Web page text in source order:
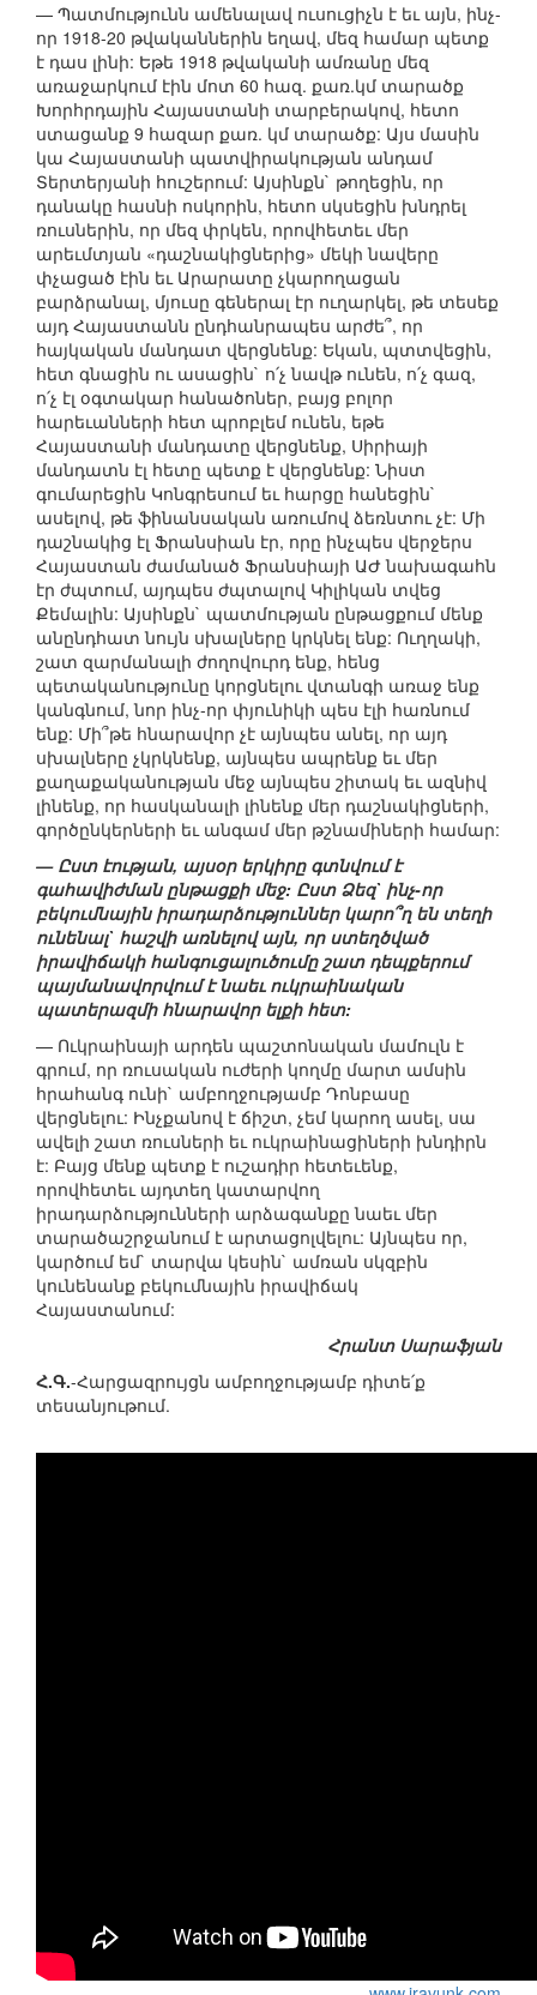
— Պատմությունն ամենալավ ուսուցիչն է եւ այն, ինչ-
որ 1918-20 թվականներին եղավ, մեզ համար պետք
է դաս լինի: Եթե 1918 թվականի ամռանը մեզ
առաջարկում էին մոտ 60 հազ. քառ.կմ տարածք
Խորհրդային Հայաստանի տարբերակով, հետո
ստացանք 9 հազար քառ. կմ տարածք: Այս մասին
կա Հայաստանի պատվիրակության անդամ
Տերտերյանի հուշերում: Այսինքն` թողեցին, որ
դանակը հասնի ոսկորին, հետո սկսեցին խնդրել
ռուսներին, որ մեզ փրկեն, որովհետեւ մեր
արեւմտյան «դաշնակիցներից» մեկի նավերը
փչացած էին եւ Արարատը չկարողացան
բարձրանալ, մյուսը գեներալ էր ուղարկել, թե տեսեք
այդ Հայաստանն ընդհանրապես արժե՞, որ
հայկական մանդատ վերցնենք: Եկան, պտտվեցին,
հետ գնացին ու ասացին` ո՛չ նավթ ունեն, ո՛չ գազ,
ո՛չ էլ օգտակար հանածոներ, բայց բոլոր
հարեւանների հետ պրոբլեմ ունեն, եթե
Հայաստանի մանդատը վերցնենք, Սիրիայի
մանդատն էլ հետը պետք է վերցնենք: Նիստ
գումարեցին Կոնգրեսում եւ հարցը հանեցին`
ասելով, թե ֆինանսական առումով ձեռնտու չէ: Մի
դաշնակից էլ Ֆրանսիան էր, որը ինչպես վերջերս
Հայաստան ժամանած Ֆրանսիայի ԱԺ նախագահն
էր ժպտում, այդպես ժպտալով Կիլիկան տվեց
Քեմալին: Այսինքն` պատմության ընթացքում մենք
անընդհատ նույն սխալները կրկնել ենք: Ուղղակի,
շատ զարմանալի ժողովուրդ ենք, հենց
պետականությունը կորցնելու վտանգի առաջ ենք
կանգնում, նոր ինչ-որ փյունիկի պես էլի հառնում
ենք: Մի՞թե հնարավոր չէ այնպես անել, որ այդ
սխալները չկրկնենք, այնպես ապրենք եւ մեր
քաղաքականության մեջ այնպես շիտակ եւ ազնիվ
լինենք, որ հասկանալի լինենք մեր դաշնակիցների,
գործընկերների եւ անգամ մեր թշնամիների համար:
— Ըստ էության, այսօր երկիրը գտնվում է
գահավիժման ընթացքի մեջ: Ըստ Ձեզ` ինչ-որ
բեկումնային իրադարձություններ կարո՞ղ են տեղի
ունենալ` հաշվի առնելով այն, որ ստեղծված
իրավիճակի հանգուցալուծումը շատ դեպքերում
պայմանավորվում է նաեւ ուկրաինական
պատերազմի հնարավոր ելքի հետ:
— Ուկրաինայի արդեն պաշտոնական մամուլն է
գրում, որ ռուսական ուժերի կողմը մարտ ամսին
հրահանգ ունի` ամբողջությամբ Դոնբասը
վերցնելու: Ինչքանով է ճիշտ, չեմ կարող ասել, սա
ավելի շատ ռուսների եւ ուկրաինացիների խնդիրն
է: Բայց մենք պետք է ուշադիր հետեւենք,
որովհետեւ այդտեղ կատարվող
իրադարձությունների արձագանքը նաեւ մեր
տարածաշրջանում է արտացոլվելու: Այնպես որ,
կարծում եմ` տարվա կեսին` ամռան սկզբին
կունենանք բեկումնային իրավիճակ
Հայաստանում:
Հրանտ Սարաֆյան
Հ.Գ.-Հարցազրույցն ամբողջությամբ դիտե՛ք
տեսանյութում.